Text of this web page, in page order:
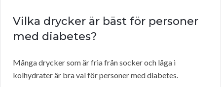
Vilka drycker är bäst för personer
med diabetes?
Många drycker som är fria från socker och låga i
kolhydrater är bra val för personer med diabetes.